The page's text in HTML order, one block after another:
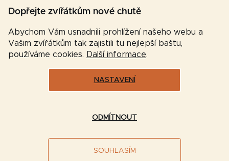
Dopřejte zvířátkům nové chutě
Abychom Vám usnadnili prohlížení našeho webu a
Vašim zvířátkům tak zajistili tu nejlepší baštu,
používáme cookies. Další informace.
SOUHLASÍM
NASTAVENÍ
ODMÍTNOUT
tipy a zajímavosti pro chovatele
Vytvořil Shoptet
Copyright 2026
. Všechna práva
Upravit nastavení cookies